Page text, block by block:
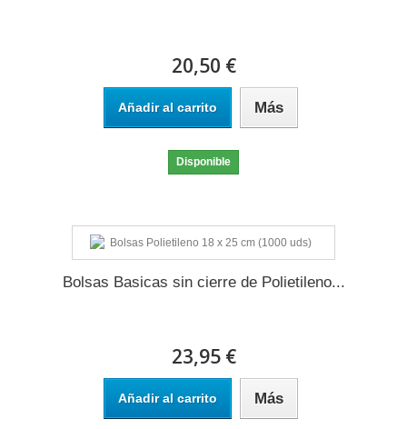
20,50 €
Añadir al carrito Más
Disponible
Bolsas Basicas sin cierre de Polietileno...
23,95 €
Añadir al carrito Más